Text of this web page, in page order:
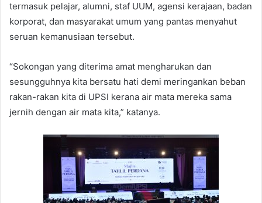
termasuk pelajar, alumni, staf UUM, agensi kerajaan, badan
korporat, dan masyarakat umum yang pantas menyahut
seruan kemanusiaan tersebut.
“Sokongan yang diterima amat mengharukan dan
sesungguhnya kita bersatu hati demi meringankan beban
rakan-rakan kita di UPSI kerana air mata mereka sama
jernih dengan air mata kita,” katanya.